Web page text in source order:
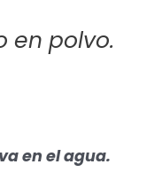
en polvo.
en el agua.